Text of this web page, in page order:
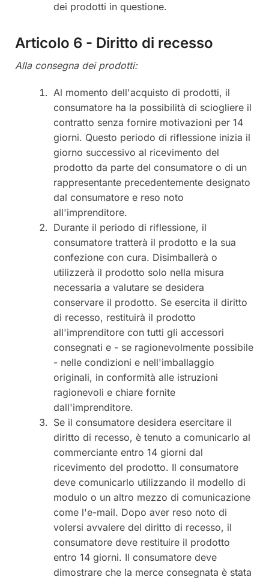
dei prodotti in questione.
Articolo 6 - Diritto di recesso
Alla consegna dei prodotti:
Al momento dell'acquisto di prodotti, il
consumatore ha la possibilità di sciogliere il
contratto senza fornire motivazioni per 14
giorni. Questo periodo di riflessione inizia il
giorno successivo al ricevimento del
prodotto da parte del consumatore o di un
rappresentante precedentemente designato
dal consumatore e reso noto
all'imprenditore.
Durante il periodo di riflessione, il
consumatore tratterà il prodotto e la sua
confezione con cura. Disimballerà o
utilizzerà il prodotto solo nella misura
necessaria a valutare se desidera
conservare il prodotto. Se esercita il diritto
di recesso, restituirà il prodotto
all'imprenditore con tutti gli accessori
consegnati e - se ragionevolmente possibile
- nelle condizioni e nell'imballaggio
originali, in conformità alle istruzioni
ragionevoli e chiare fornite
dall'imprenditore.
Se il consumatore desidera esercitare il
diritto di recesso, è tenuto a comunicarlo al
commerciante entro 14 giorni dal
ricevimento del prodotto. Il consumatore
deve comunicarlo utilizzando il modello di
modulo o un altro mezzo di comunicazione
come l'e-mail. Dopo aver reso noto di
volersi avvalere del diritto di recesso, il
consumatore deve restituire il prodotto
entro 14 giorni. Il consumatore deve
dimostrare che la merce consegnata è stata